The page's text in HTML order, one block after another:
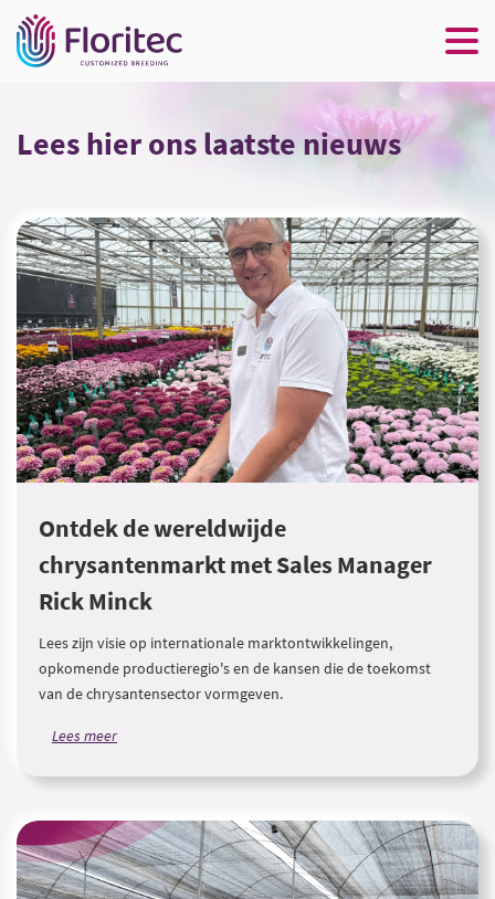
Lees hier ons laatste nieuws
Ontdek de wereldwijde
chrysantenmarkt met Sales Manager
Rick Minck
Lees zijn visie op internationale marktontwikkelingen,
opkomende productieregio's en de kansen die de toekomst
van de chrysantensector vormgeven.
Lees meer